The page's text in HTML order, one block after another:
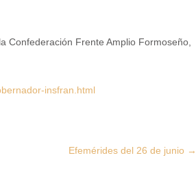
Confederación Frente Amplio Formoseño,
insfran.html
Efemérides del 26 de junio →